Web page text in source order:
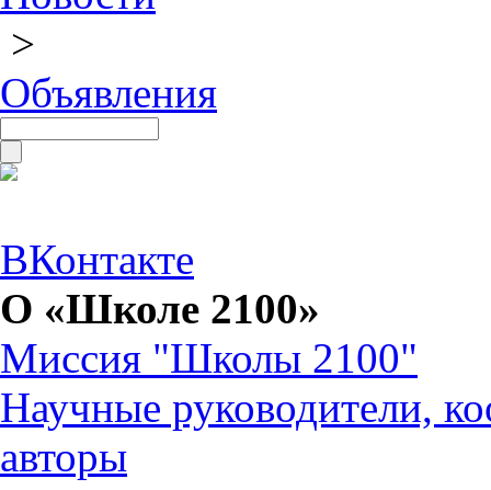
>
Объявления
ВКонтакте
О «Школе 2100»
Миссия "Школы 2100"
Научные руководители,
авторы